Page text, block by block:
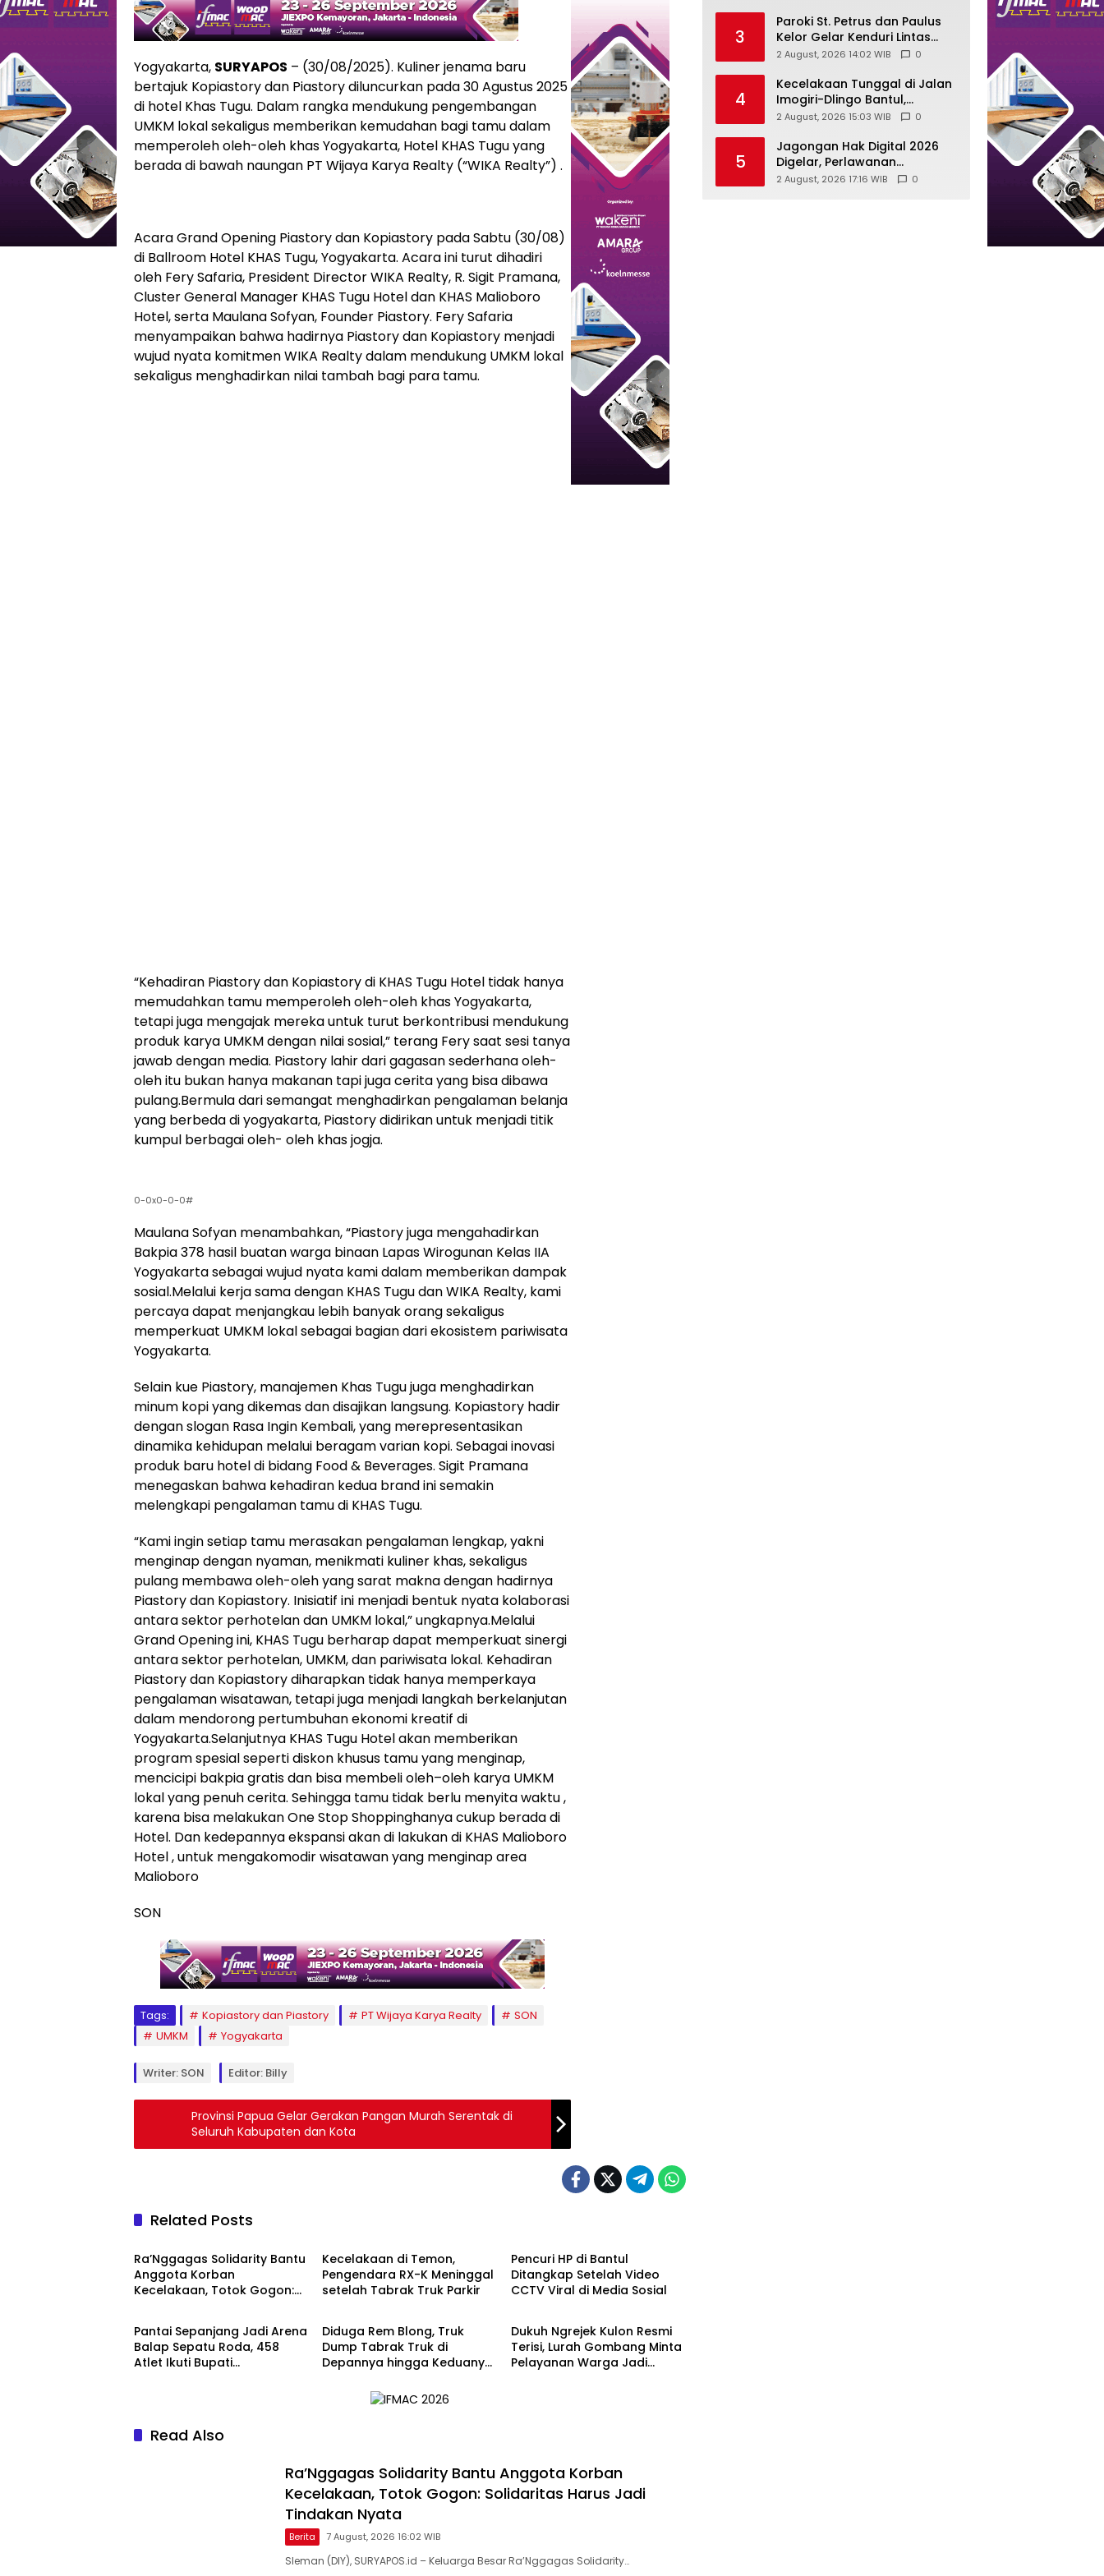
Yogyakarta, SURYAPOS – (30/08/2025). Kuliner jenama baru
bertajuk Kopiastory dan Piastory diluncurkan pada 30 Agustus 2025
di hotel Khas Tugu. Dalam rangka mendukung pengembangan
UMKM lokal sekaligus memberikan kemudahan bagi tamu dalam
memperoleh oleh-oleh khas Yogyakarta, Hotel KHAS Tugu yang
berada di bawah naungan PT Wijaya Karya Realty (“WIKA Realty”) .
Acara Grand Opening Piastory dan Kopiastory pada Sabtu (30/08)
di Ballroom Hotel KHAS Tugu, Yogyakarta. Acara ini turut dihadiri
oleh Fery Safaria, President Director WIKA Realty, R. Sigit Pramana,
Cluster General Manager KHAS Tugu Hotel dan KHAS Malioboro
Hotel, serta Maulana Sofyan, Founder Piastory. Fery Safaria
menyampaikan bahwa hadirnya Piastory dan Kopiastory menjadi
wujud nyata komitmen WIKA Realty dalam mendukung UMKM lokal
sekaligus menghadirkan nilai tambah bagi para tamu.
“Kehadiran Piastory dan Kopiastory di KHAS Tugu Hotel tidak hanya
memudahkan tamu memperoleh oleh-oleh khas Yogyakarta,
tetapi juga mengajak mereka untuk turut berkontribusi mendukung
produk karya UMKM dengan nilai sosial,” terang Fery saat sesi tanya
jawab dengan media. Piastory lahir dari gagasan sederhana oleh-
oleh itu bukan hanya makanan tapi juga cerita yang bisa dibawa
pulang.Bermula dari semangat menghadirkan pengalaman belanja
yang berbeda di yogyakarta, Piastory didirikan untuk menjadi titik
kumpul berbagai oleh- oleh khas jogja.
0-0x0-0-0#
Maulana Sofyan menambahkan, “Piastory juga mengahadirkan
Bakpia 378 hasil buatan warga binaan Lapas Wirogunan Kelas IIA
Yogyakarta sebagai wujud nyata kami dalam memberikan dampak
sosial.Melalui kerja sama dengan KHAS Tugu dan WIKA Realty, kami
percaya dapat menjangkau lebih banyak orang sekaligus
memperkuat UMKM lokal sebagai bagian dari ekosistem pariwisata
Yogyakarta.
Selain kue Piastory, manajemen Khas Tugu juga menghadirkan
minum kopi yang dikemas dan disajikan langsung. Kopiastory hadir
dengan slogan Rasa Ingin Kembali, yang merepresentasikan
dinamika kehidupan melalui beragam varian kopi. Sebagai inovasi
produk baru hotel di bidang Food & Beverages. Sigit Pramana
menegaskan bahwa kehadiran kedua brand ini semakin
melengkapi pengalaman tamu di KHAS Tugu.
“Kami ingin setiap tamu merasakan pengalaman lengkap, yakni
menginap dengan nyaman, menikmati kuliner khas, sekaligus
pulang membawa oleh-oleh yang sarat makna dengan hadirnya
Piastory dan Kopiastory. Inisiatif ini menjadi bentuk nyata kolaborasi
antara sektor perhotelan dan UMKM lokal,” ungkapnya.Melalui
Grand Opening ini, KHAS Tugu berharap dapat memperkuat sinergi
antara sektor perhotelan, UMKM, dan pariwisata lokal. Kehadiran
Piastory dan Kopiastory diharapkan tidak hanya memperkaya
pengalaman wisatawan, tetapi juga menjadi langkah berkelanjutan
dalam mendorong pertumbuhan ekonomi kreatif di
Yogyakarta.Selanjutnya KHAS Tugu Hotel akan memberikan
program spesial seperti diskon khusus tamu yang menginap,
mencicipi bakpia gratis dan bisa membeli oleh–oleh karya UMKM
lokal yang penuh cerita. Sehingga tamu tidak berlu menyita waktu ,
karena bisa melakukan One Stop Shoppinghanya cukup berada di
Hotel. Dan kedepannya ekspansi akan di lakukan di KHAS Malioboro
Hotel , untuk mengakomodir wisatawan yang menginap area
Malioboro
SON
Tags: Kopiastory dan Piastory PT Wijaya Karya Realty
SON
UMKM
Yogyakarta
Writer: SON Editor: Billy
Provinsi Papua Gelar Gerakan Pangan Murah Serentak di
Seluruh Kabupaten dan Kota
Related Posts
Berita
Ra’Nggagas Solidarity Bantu
Anggota Korban
Kecelakaan, Totok Gogon:
Kecelakaan di Temon,
Pengendara RX-K Meninggal
setelah Tabrak Truk Parkir
Pencuri HP di Bantul
Ditangkap Setelah Video
CCTV Viral di Media Sosial
Berita
Pantai Sepanjang Jadi Arena
Balap Sepatu Roda, 458
Atlet Ikuti Bupati
Berita
Diduga Rem Blong, Truk
Dump Tabrak Truk di
Depannya hingga Keduanya
Berita
Dukuh Ngrejek Kulon Resmi
Terisi, Lurah Gombang Minta
Pelayanan Warga Jadi
Read Also
Ra’Nggagas Solidarity Bantu Anggota Korban
Kecelakaan, Totok Gogon: Solidaritas Harus Jadi
Tindakan Nyata
Berita 7 August, 2026 16:02 WIB
Sleman (DIY), SURYAPOS.id – Keluarga Besar Ra’Nggagas Solidarity…
3
Paroki St. Petrus dan Paulus
Kelor Gelar Kenduri Lintas
Iman, Perkuat Kerukunan di
2 August, 2026 14:02 WIB 0
4
Kecelakaan Tunggal di Jalan
Imogiri-Dlingo Bantul,
Daihatsu Xenia Terjun ke
2 August, 2026 15:03 WIB 0
5
Jagongan Hak Digital 2026
Digelar, Perlawanan
Terhadap Pembungkaman
2 August, 2026 17:16 WIB 0